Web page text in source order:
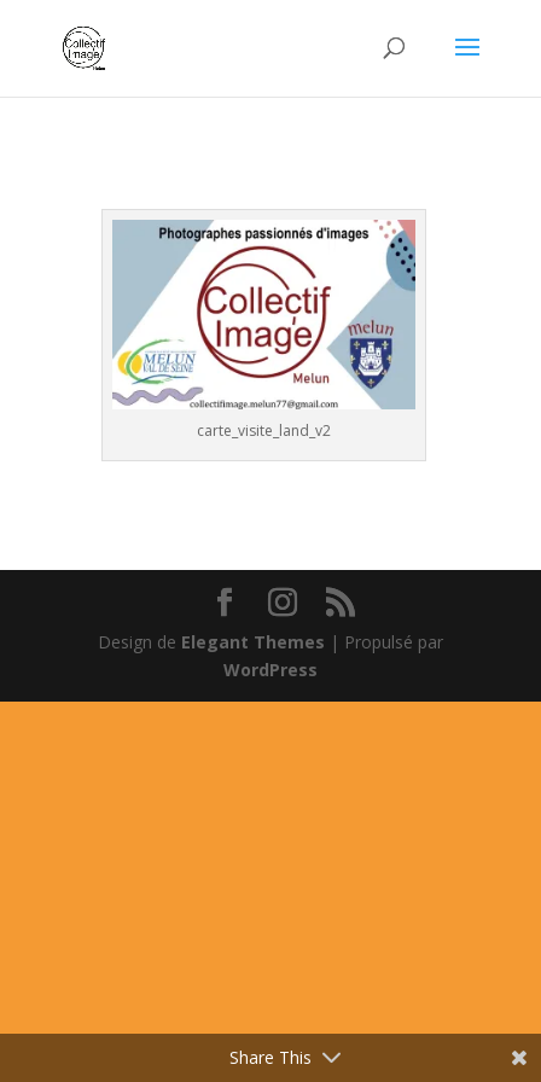
carte_visite_land_v2
Design de Elegant Themes | Propulsé par
WordPress
Share This